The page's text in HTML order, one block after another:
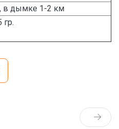
в дымке 1-2 км
гр.